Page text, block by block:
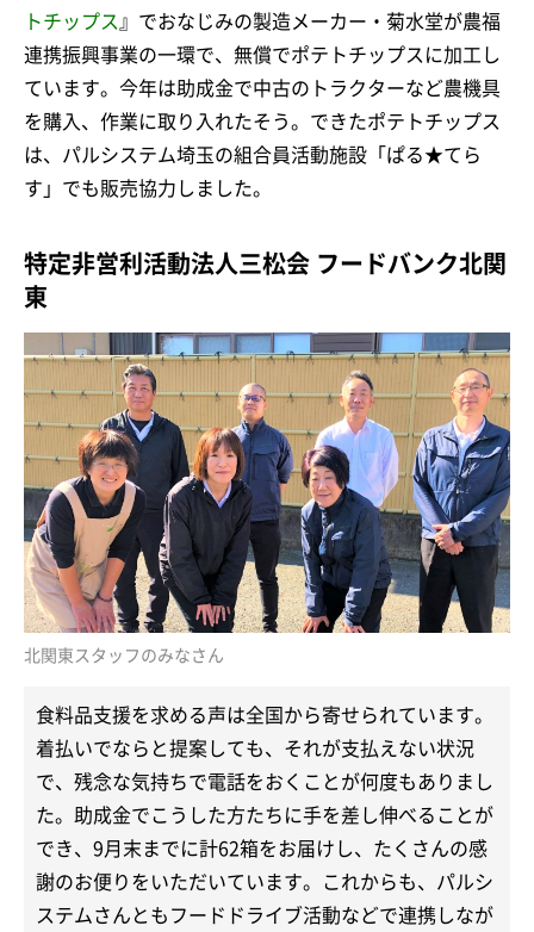
トチップス 』でおなじみの製造メーカー・菊水堂が農福
連携振興事業の一環で、無償でポテトチップスに加工し
ています。今年は助成金で中古のトラクターなど農機具
を購入、作業に取り入れたそう。できたポテトチップス
は、パルシステム埼玉の組合員活動施設「ぱる★てら
す」でも販売協力しました。
特定非営利活動法人三松会 フードバンク北関
東
北関東スタッフのみなさん
食料品支援を求める声は全国から寄せられています。
着払いでならと提案しても、それが支払えない状況
で、残念な気持ちで電話をおくことが何度もありまし
た。助成金でこうした方たちに手を差し伸べることが
でき、9月末までに計62箱をお届けし、たくさんの感
謝のお便りをいただいています。これからも、パルシ
ステムさんともフードドライブ活動などで連携しなが